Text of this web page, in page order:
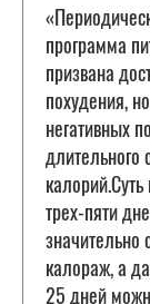
программа
призвана
похудения,
негативных
длительного
трех-пяти
значительно
калораж, а
25 дней